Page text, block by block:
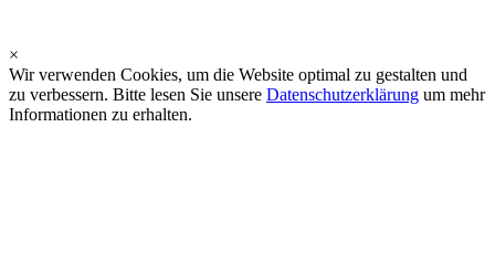
×
Wir verwenden Cookies, um die Website optimal zu gestalten und
zu verbessern. Bitte lesen Sie unsere Datenschutzerklärung um mehr
Informationen zu erhalten.